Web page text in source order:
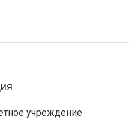
учреждение